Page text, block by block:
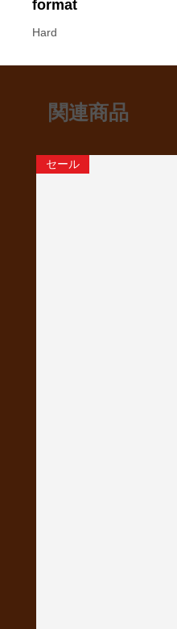
format
Hard
関連商品
セール